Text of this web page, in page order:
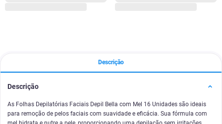
Descrição
Descrição
As Folhas Depilatórias Faciais Depil Bella com Mel 16 Unidades são ideais
para remoção de pelos faciais com suavidade e eficácia. Sua fórmula com